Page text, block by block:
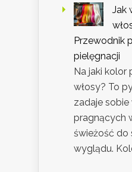
Jak
Przewodnik
pielęgnacji
Na jaki kolor
włosy? To
zadaje
pragnących
świeżość do
wyglądu.